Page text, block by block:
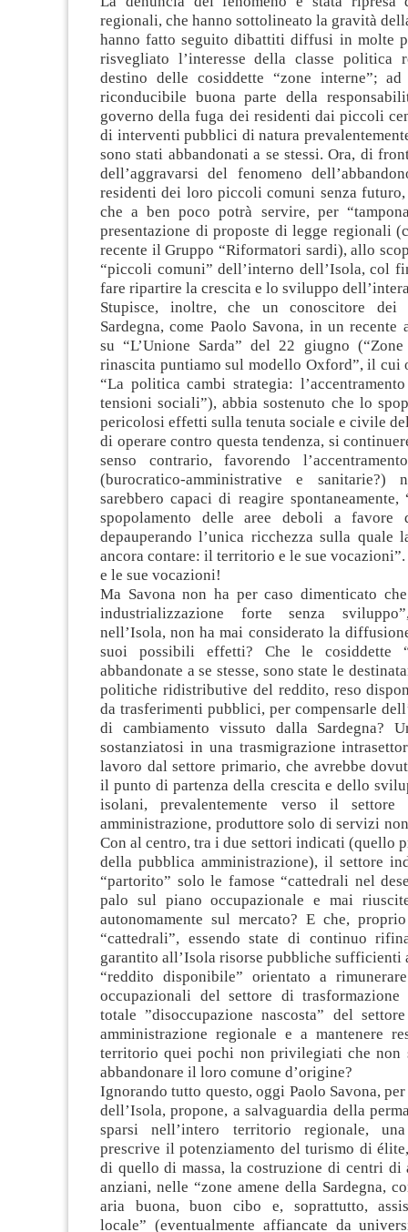
regionali, che hanno sottolineato la gravità
hanno fatto seguito dibattiti diffusi in molte
risvegliato l’interesse della classe politica
destino delle cosiddette “zone interne”;
riconducibile buona parte della
governo della fuga dei residenti dai piccoli
di interventi pubblici di natura
sono stati abbandonati a se stessi. Ora, di
dell’aggravarsi del fenomeno
residenti dei loro piccoli comuni senza futuro,
che a ben poco potrà servire, per
presentazione di proposte di legge regionali
recente il Gruppo “Riformatori sardi), allo
“piccoli comuni” dell’interno dell’Isola, col
fare ripartire la crescita e lo sviluppo
Stupisce, inoltre, che un conoscitore dei
Sardegna, come Paolo Savona, in un recente
su “L’Unione Sarda” del 22 giugno
rinascita puntiamo sul modello Oxford”, il cui
“La politica cambi strategia:
tensioni sociali”), abbia sostenuto che lo
pericolosi effetti sulla tenuta sociale e civile
di operare contro questa tendenza, si
senso contrario, favorendo
(burocratico-amministrative e sanitarie?)
sarebbero capaci di reagire spontaneamente,
spopolamento delle aree deboli a
depauperando l’unica ricchezza sulla quale
ancora contare: il territorio e le sue
e le sue vocazioni!
Ma Savona non ha per caso dimenticato
industrializzazione forte senza
nell’Isola, non ha mai considerato la
suoi possibili effetti? Che le cosiddette
abbandonate a se stesse, sono state le
politiche ridistributive del reddito, reso
da trasferimenti pubblici, per compensarle
di cambiamento vissuto dalla Sardegna?
sostanziatosi in una trasmigrazione
lavoro dal settore primario, che avrebbe
il punto di partenza della crescita e dello
isolani, prevalentemente verso il settore
amministrazione, produttore solo di servizi
Con al centro, tra i due settori indicati (quello
della pubblica amministrazione), il settore
“partorito” solo le famose “cattedrali nel
palo sul piano occupazionale e mai
autonomamente sul mercato? E che,
“cattedrali”, essendo state di continuo
garantito all’Isola risorse pubbliche sufficienti
“reddito disponibile” orientato a
occupazionali del settore di trasformazione
totale ”disoccupazione nascosta” del
amministrazione regionale e a mantenere
territorio quei pochi non privilegiati che non
abbandonare il loro comune d’origine?
Ignorando tutto questo, oggi Paolo Savona,
dell’Isola, propone, a salvaguardia della
sparsi nell’intero territorio regionale,
prescrive il potenziamento del turismo di
di quello di massa, la costruzione di centri di
anziani, nelle “zone amene della Sardegna,
aria buona, buon cibo e, soprattutto,
locale” (eventualmente affiancate da